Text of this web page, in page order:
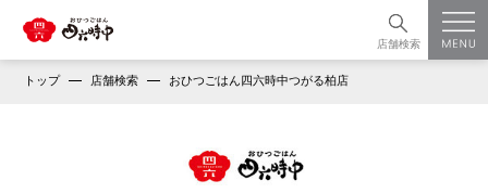
店舗検索
トップ 店舗検索 おひつごはん四六時中つがる柏店